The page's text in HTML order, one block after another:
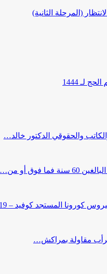
(المرحلة الثانية)
لـ 1444
والحقوقي الدكتور خالد…
أو من…
المستجد كوفيد – 19 ، بدون…
مرأب مقاولة بمراكش…